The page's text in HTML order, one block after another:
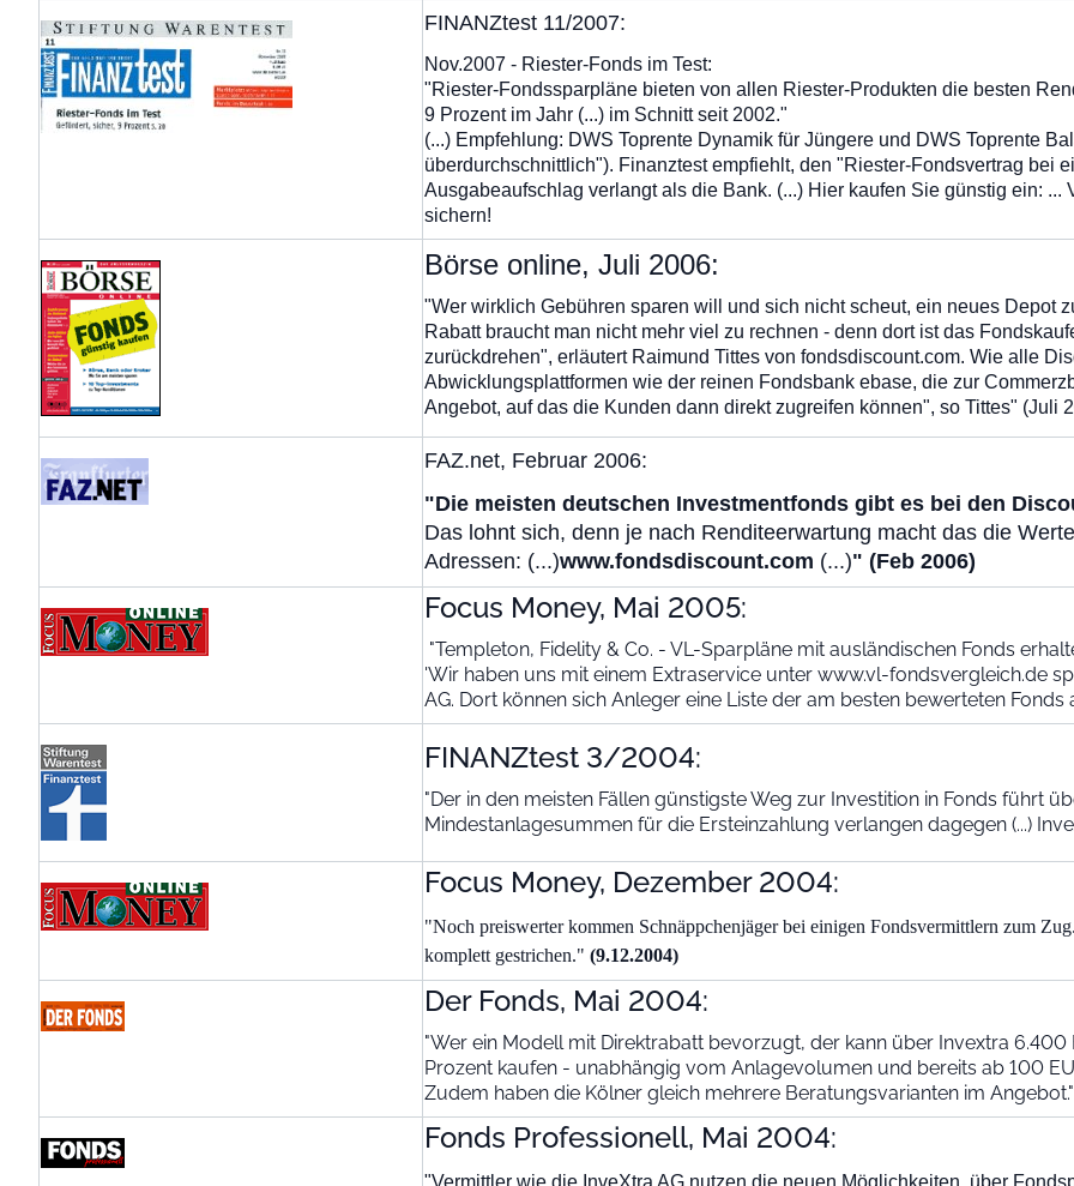
FINANZtest 11/2007:
Nov.2007 - Riester-Fonds im Test:
"Riester-Fondssparpläne bieten von allen Riester-Produkten die besten
9 Prozent im Jahr (...) im Schnitt seit 2002."
(...) Empfehlung: DWS Toprente Dynamik für Jüngere und DWS Toprente
überdurchschnittlich"). Finanztest empfiehlt, den "Riester-Fondsvertrag bei
Ausgabeaufschlag verlangt als die Bank. (...) Hier kaufen Sie günstig ein:
sichern!
Börse online, Juli 2006:
"Wer wirklich Gebühren sparen will und sich nicht scheut, ein neues Depot
Rabatt braucht man nicht mehr viel zu rechnen - denn dort ist das
zurückdrehen", erläutert Raimund Tittes von fondsdiscount.com. Wie alle
Abwicklungsplattformen wie der reinen Fondsbank ebase, die zur
Angebot, auf das die Kunden dann direkt zugreifen können", so Tittes" (Juli
FAZ.net, Februar 2006:
"Die meisten deutschen Investmentfonds gibt es bei den
Das lohnt sich, denn je nach Renditeerwartung macht das die
Adressen: (...)www.fondsdiscount.com (...)" (Feb 2006)
Focus Money, Mai 2005:
"Templeton, Fidelity & Co. - VL-Sparpläne mit ausländischen Fonds
'Wir haben uns mit einem Extraservice unter www.vl-fondsvergleich.de
AG. Dort können sich Anleger eine Liste der am besten bewerteten Fonds
FINANZtest 3/2004:
"Der in den meisten Fällen günstigste Weg zur Investition in Fonds führt
Mindestanlagesummen für die Ersteinzahlung verlangen dagegen (...)
Focus Money, Dezember 2004:
"Noch preiswerter kommen Schnäppchenjäger bei einigen Fondsvermittlern zum
komplett gestrichen." (9.12.2004)
Der Fonds, Mai 2004:
"Wer ein Modell mit Direktrabatt bevorzugt, der kann über Invextra
Prozent kaufen - unabhängig vom Anlagevolumen und bereits ab 100
Zudem haben die Kölner gleich mehrere Beratungsvarianten im
Fonds Professionell, Mai 2004:
"Vermittler wie die InveXtra AG nutzen die neuen Möglichkeiten, über